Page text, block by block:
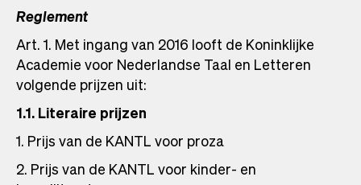
Reglement
Art. 1. Met ingang van 2016 looft de Koninklijke
Academie voor Nederlandse Taal en Letteren
volgende prijzen uit:
1.1. Literaire prijzen
1. Prijs van de KANTL voor proza
2. Prijs van de KANTL voor kinder- en